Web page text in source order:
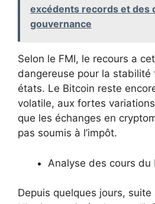
excédents records et des
gouvernance
Selon le FMI, le recours a
dangereuse pour la stabilité
états. Le Bitcoin reste
volatile, aux fortes
que les échanges en
pas soumis à l’impôt.
Analyse des cours du
Depuis quelques jours, suite